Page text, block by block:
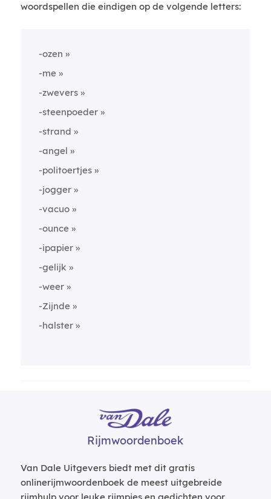
woordspellen die eindigen op de volgende letters:
-ozen
-me
-zwevers
-steenpoeder
-strand
-angel
-politoertjes
-jogger
-vacuo
-ounce
-ipapier
-gelijk
-weer
-Zijnde
-halster
Rijmwoordenboek
Van Dale Uitgevers biedt met dit gratis
onlinerijmwoordenboek de meest uitgebreide